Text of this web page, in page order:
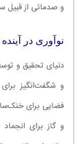
و صدماتی از قبیل
نوآوری در
دنیای تحقیق و
و شگفت‌انگیز
فضایی برای
و گاز برای